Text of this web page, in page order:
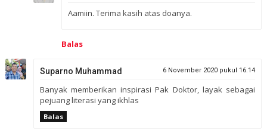
Aamiin. Terima kasih atas doanya.
Balas
Suparno Muhammad 6 November 2020 pukul 16.14
Banyak memberikan inspirasi Pak Doktor, layak sebagai
pejuang literasi yang ikhlas
Balas